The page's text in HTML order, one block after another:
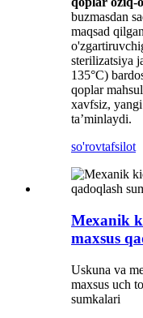
buzmasdan
maqsad
sterilizatsiya
135°C)
qoplar
xavfsiz,
taʼminlaydi.
so'rovtafsilot
Mexanik
maxsus
Uskuna va
maxsus uch
sumkalari